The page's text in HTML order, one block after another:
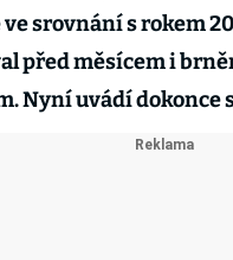
ve srovnání s rokem
před měsícem i
Nyní uvádí